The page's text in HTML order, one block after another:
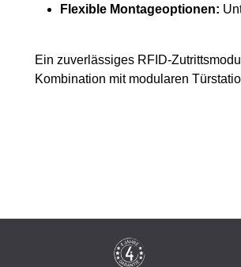
Flexible Montageoptionen:
Ein zuverlässiges RFID-
Kombination mit modularen